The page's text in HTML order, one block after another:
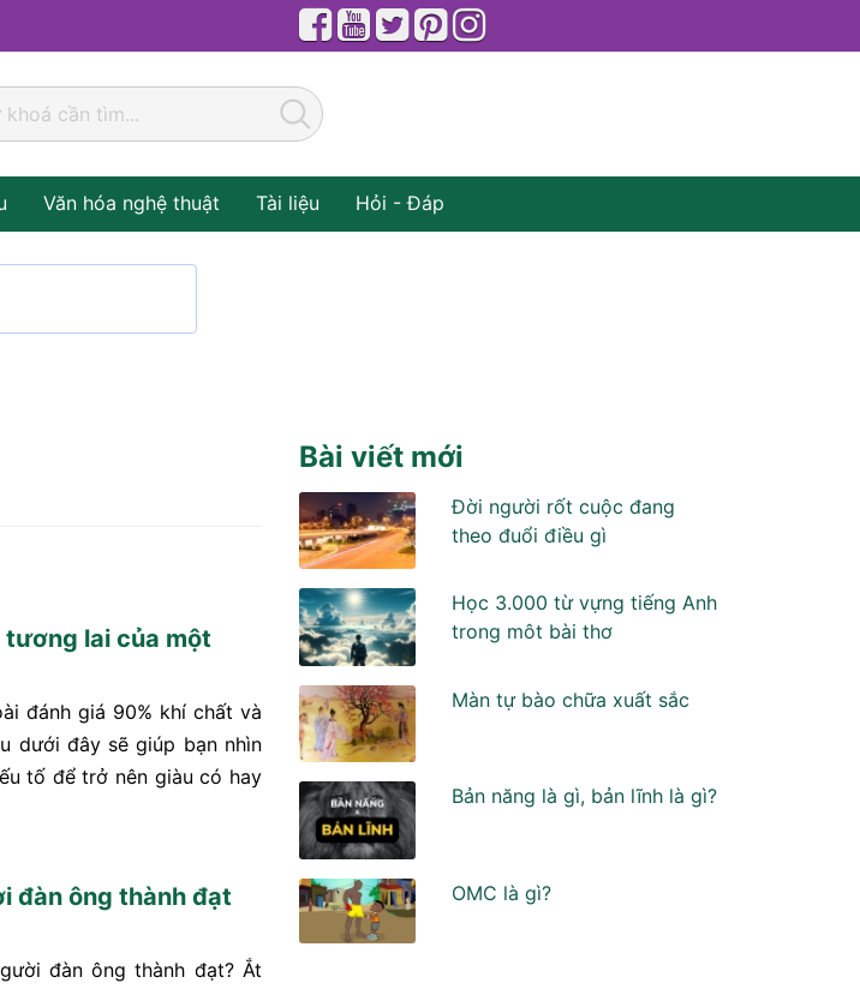
Văn hóa nghệ thuật Tài liệu Hỏi - Đáp
lai của một
đánh giá 90% khí chất và
dưới đây sẽ giúp bạn nhìn
tố để trở nên giàu có hay
đàn ông thành đạt
đàn ông thành đạt? Ắt
Bài viết mới
Đời người rốt cuộc đang
theo đuổi điều gì
Học 3.000 từ vựng tiếng Anh
trong môt bài thơ
Màn tự bào chữa xuất sắc
Bản năng là gì, bản lĩnh là gì?
OMC là gì?